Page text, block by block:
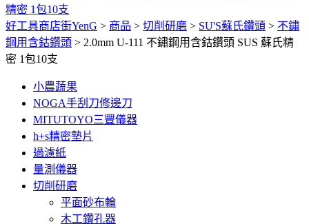
精密 1包10支
好工具商店街YenG > 商品 > 切削研磨 > SU'S蘇氏鑽頭 > 不鏽
鋼用含鈷鑽頭 > 2.0mm U-111 不鏽鋼用含鈷鑽頭 SUS 蘇氏精
密 1包10支
小農蔬果
NOGA手刮刀修邊刀
MITUTOYO三豐儀器
h+s精密墊片
過濾紙
量測儀器
切削研磨
平面砂布輪
木工鑽孔器